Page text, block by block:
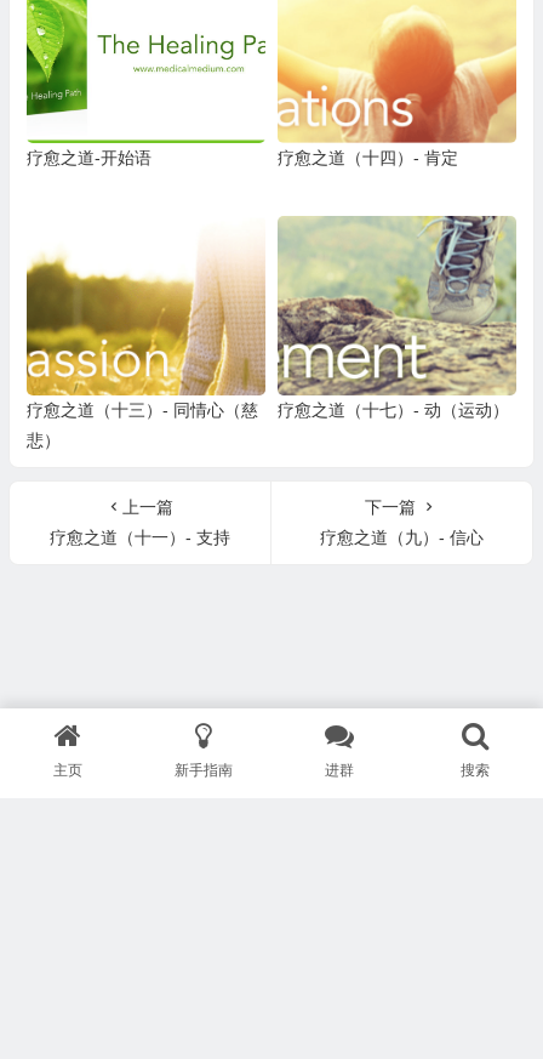
疗愈之道-开始语 疗愈之道（十四）- 肯定
疗愈之道（十三）- 同情心（慈
悲）
疗愈之道（十七）- 动（运动）
上一篇
疗愈之道（十一）- 支持
下一篇
疗愈之道（九）- 信心
主页 新手指南 进群 搜索